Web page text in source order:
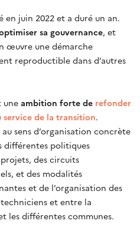
juin 2022 et a duré un an.
sa gouvernance, et
œuvre une démarche
reproductible dans d’autres
une ambition forte de refonder
service de la transition.
sens d’organisation concrète
différentes politiques
des circuits
et des modalités
et de l’organisation des
et entre la
les différentes communes.